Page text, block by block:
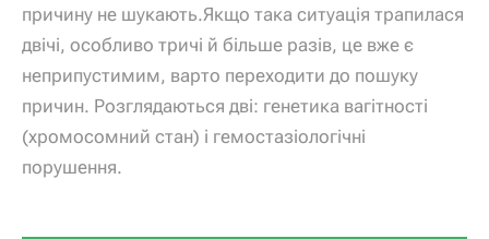
причину не шукають.Якщо така ситуація трапилася
двічі, особливо тричі й більше разів, це вже є
неприпустимим, варто переходити до пошуку
причин. Розглядаються дві: генетика вагітності
(хромосомний стан) і гемостазіологічні
порушення.